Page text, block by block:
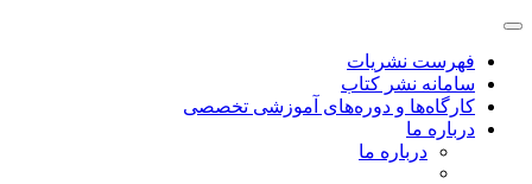
فهرست نشریات
سامانه نشر کتاب
کارگاه‌ها و دوره‌های آموزشی تخصصی
درباره ما
درباره ما